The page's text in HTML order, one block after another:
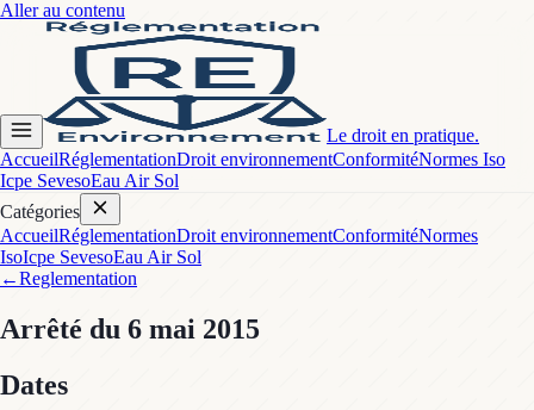
Aller au contenu
Le droit en pratique.
AccueilRéglementationDroit environnementConformitéNormes Iso
Icpe SevesoEau Air Sol
Catégories
AccueilRéglementationDroit environnementConformitéNormes
IsoIcpe SevesoEau Air Sol
←Reglementation
Arrêté du 6 mai 2015
Dates